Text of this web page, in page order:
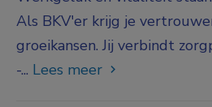
Als BKV'er krijg je
groeikansen. Jij verbindt
-... Lees meer